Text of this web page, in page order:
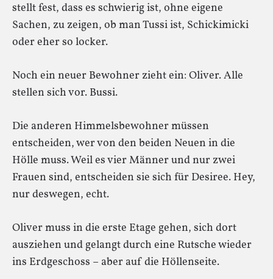
stellt fest, dass es schwierig ist, ohne eigene
Sachen, zu zeigen, ob man Tussi ist, Schickimicki
oder eher so locker.
Noch ein neuer Bewohner zieht ein: Oliver. Alle
stellen sich vor. Bussi.
Die anderen Himmelsbewohner müssen
entscheiden, wer von den beiden Neuen in die
Hölle muss. Weil es vier Männer und nur zwei
Frauen sind, entscheiden sie sich für Desiree. Hey,
nur deswegen, echt.
Oliver muss in die erste Etage gehen, sich dort
ausziehen und gelangt durch eine Rutsche wieder
ins Erdgeschoss – aber auf die Höllenseite.